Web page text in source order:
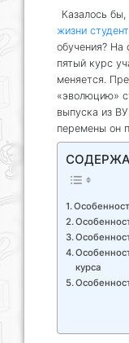
Казалось
жизни
обучения? На
пятый курс
меняется.
«эволюцию»
выпуска из
перемены он
курса